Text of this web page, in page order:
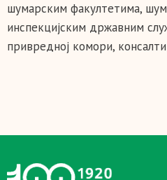
шумарским факултетима,
инспекцијским државним
привредној комори,